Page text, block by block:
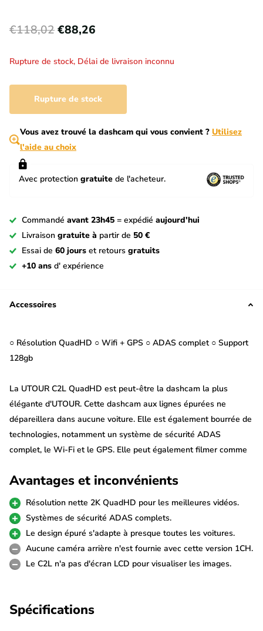
€118,02€88,26
Rupture de stock, Délai de livraison inconnu
Rupture de stock
Vous avez trouvé la dashcam qui vous convient ? Utilisez
l'aide au choix
Avec protection gratuite de l'acheteur.
Commandé avant 23h45 = expédié aujourd'hui
Livraison gratuite à partir de 50 €
Essai de 60 jours et retours gratuits
+10 ans d' expérience
Accessoires
○ Résolution QuadHD ○ Wifi + GPS ○ ADAS complet ○ Support
128gb
La UTOUR C2L QuadHD est peut-être la dashcam la plus
élégante d'UTOUR. Cette dashcam aux lignes épurées ne
dépareillera dans aucune voiture. Elle est également bourrée de
technologies, notamment un système de sécurité ADAS
complet, le Wi-Fi et le GPS. Elle peut également filmer comme
version 1CH de la C2L, elle est également disponible en version
2CH avec caméra arrière. La caméra arrière est également
disponible séparément.
ADAS complet
UTOUR est sans doute la marque de dashcam la plus avancée
Avantages et inconvénients
Résolution nette 2K QuadHD pour les meilleures vidéos.
Systèmes de sécurité ADAS complets.
Le design épuré s'adapte à presque toutes les voitures.
Aucune caméra arrière n'est fournie avec cette version 1CH.
Le C2L n'a pas d'écran LCD pour visualiser les images.
Spécifications